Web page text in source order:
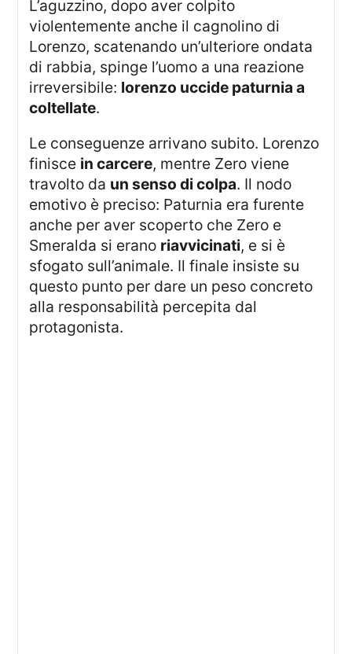
L’aguzzino, dopo aver colpito
violentemente anche il cagnolino di
Lorenzo, scatenando un’ulteriore ondata
di rabbia, spinge l’uomo a una reazione
irreversibile: lorenzo uccide paturnia a
coltellate.
Le conseguenze arrivano subito. Lorenzo
finisce in carcere, mentre Zero viene
travolto da un senso di colpa. Il nodo
emotivo è preciso: Paturnia era furente
anche per aver scoperto che Zero e
Smeralda si erano riavvicinati, e si è
sfogato sull’animale. Il finale insiste su
questo punto per dare un peso concreto
alla responsabilità percepita dal
protagonista.